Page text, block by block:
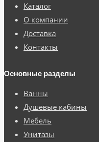
Каталог
О компании
Доставка
Контакты
Основные разделы
Ванны
Душевые кабины
Мебель
Унитазы